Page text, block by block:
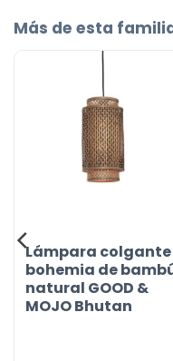
Más de esta
Lámpara colgante
bohemia de
natural GOOD &
MOJO Bhutan